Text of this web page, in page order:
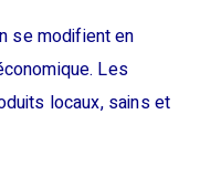
se modifient en
Les
locaux, sains et